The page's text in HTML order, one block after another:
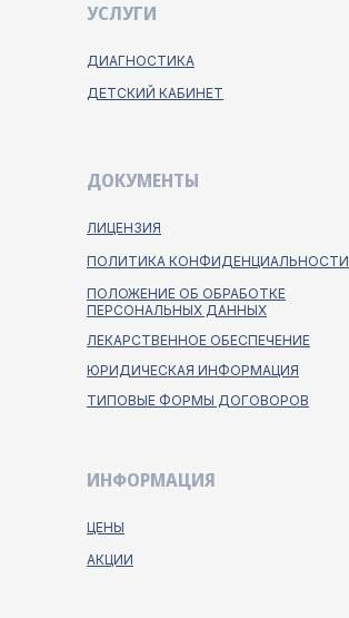
ИНФОРМАЦИЯ
ДОКУМЕНТЫ
УСЛУГИ
ЦЕНЫ
АКЦИИ
ЛИЦЕНЗИЯ
ПОЛИТИКА КОНФИДЕНЦИАЛЬНОСТИ
ТИПОВЫЕ ФОРМЫ ДОГОВОРОВ
ПОЛОЖЕНИЕ ОБ ОБРАБОТКЕ
ПЕРСОНАЛЬНЫХ ДАННЫХ
ЛЕКАРСТВЕННОЕ ОБЕСПЕЧЕНИЕ
ЮРИДИЧЕСКАЯ ИНФОРМАЦИЯ
ДИАГНОСТИКА
ДЕТСКИЙ КАБИНЕТ